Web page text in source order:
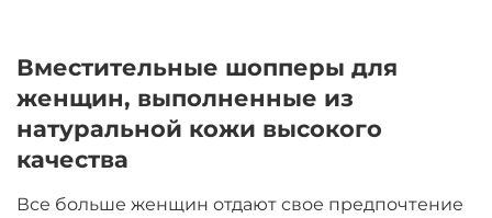
Вместительные шопперы для
женщин, выполненные из
натуральной кожи высокого
качества
Все больше женщин отдают свое предпочтение